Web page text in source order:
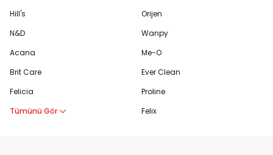
Hill's
N&D
Acana
Brit Care
Felicia
Tümünü Gör
Orijen
Wanpy
Me-O
Ever Clean
Proline
Felix